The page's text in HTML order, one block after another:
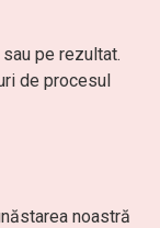
pe rezultat.
de procesul
noastră